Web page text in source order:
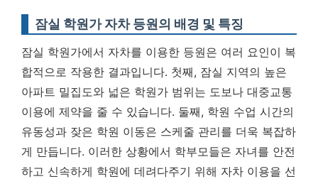
잠실 학원가 자차 등원의 배경 및 특징
잠실 학원가에서 자차를 이용한 등원은 여러 요인이 복
합적으로 작용한 결과입니다. 첫째, 잠실 지역의 높은
아파트 밀집도와 넓은 학원가 범위는 도보나 대중교통
이용에 제약을 줄 수 있습니다. 둘째, 학원 수업 시간의
유동성과 잦은 학원 이동은 스케줄 관리를 더욱 복잡하
게 만듭니다. 이러한 상황에서 학부모들은 자녀를 안전
하고 신속하게 학원에 데려다주기 위해 자차 이용을 선